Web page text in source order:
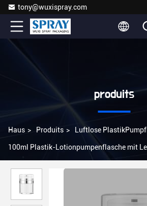
tony@wuxispray.com
produits
Haus > Produits > Luftlose
100ml Plastik-Lotionpumpenflasche mit